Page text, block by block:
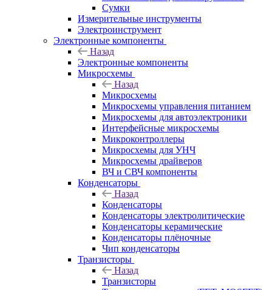
Сумки
Измерительные инструменты
Электроинструмент
Электронные компоненты
Назад
Электронные компоненты
Микросхемы
Назад
Микросхемы
Микросхемы управления питанием
Микросхемы для автоэлектроники
Интерфейсные микросхемы
Микроконтроллеры
Микросхемы для УНЧ
Микросхемы драйверов
ВЧ и СВЧ компоненты
Конденсаторы
Назад
Конденсаторы
Конденсаторы электролитические
Конденсаторы керамические
Конденсаторы плёночные
Чип конденсаторы
Транзисторы
Назад
Транзисторы